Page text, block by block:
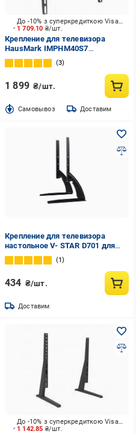
1 709.10 ₴/шт.
До -10% з суперкредиткою Visa Вигода
Крепление для телевизора
HausMark IMPHM40S7
поворотно-наклонные 32"-65"
черный
3
1 899 ₴/шт.
Cамовывоз Доставим
Крепление для телевизора
настольное V- STAR D701 для
экрана от 14"до 42" (13068)
1
434 ₴/шт.
Доставим
1 142.85 ₴/шт.
До -10% з суперкредиткою Visa Вигода